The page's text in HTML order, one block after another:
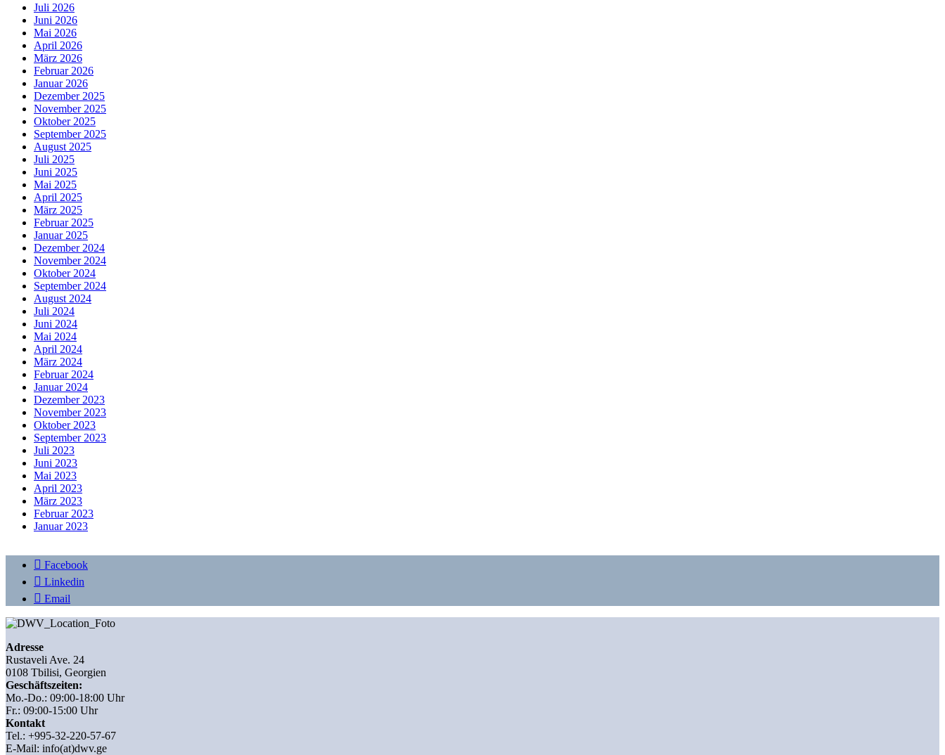
Juli 2026
Juni 2026
Mai 2026
April 2026
März 2026
Februar 2026
Januar 2026
Dezember 2025
November 2025
Oktober 2025
September 2025
August 2025
Juli 2025
Juni 2025
Mai 2025
April 2025
März 2025
Februar 2025
Januar 2025
Dezember 2024
November 2024
Oktober 2024
September 2024
August 2024
Juli 2024
Juni 2024
Mai 2024
April 2024
März 2024
Februar 2024
Januar 2024
Dezember 2023
November 2023
Oktober 2023
September 2023
Juli 2023
Juni 2023
Mai 2023
April 2023
März 2023
Februar 2023
Januar 2023
Facebook
Linkedin
Email
Adresse
Rustaveli Ave. 24
0108 Tbilisi, Georgien
Geschäftszeiten:
Mo.-Do.: 09:00-18:00 Uhr
Fr.: 09:00-15:00 Uhr
Kontakt
Tel.: +995-32-220-57-67
E-Mail: info(at)dwv.ge